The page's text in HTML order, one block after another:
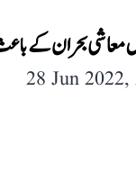
معاشی بحران کے
28 Jun